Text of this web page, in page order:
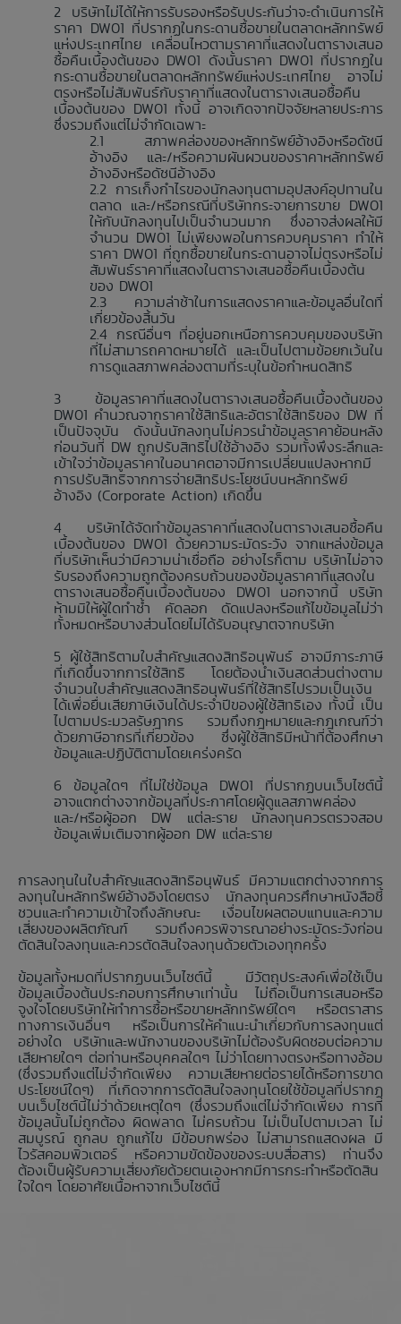
บริษัทไม่ได้ให้การรับรองหรือรับประกันว่าจะดำเนินการให้
ราคา DW01 ที่ปรากฏในกระดานซื้อขายในตลาดหลักทรัพย์
แห่งประเทศไทย เคลื่อนไหวตามราคาที่แสดงในตารางเสนอ
ซื้อคืนเบื้องต้นของ DW01 ดังนั้นราคา DW01 ที่ปรากฏใน
กระดานซื้อขายในตลาดหลักทรัพย์แห่งประเทศไทย อาจไม่
ตรงหรือไม่สัมพันธ์กับราคาที่แสดงในตารางเสนอซื้อคืน
เบื้องต้นของ DW01 ทั้งนี้ อาจเกิดจากปัจจัยหลายประการ
ซึ่งรวมถึงแต่ไม่จำกัดเฉพาะ
สภาพคล่องของหลักทรัพย์อ้างอิงหรือดัชนี
อ้างอิง และ/หรือความผันผวนของราคาหลักทรัพย์
อ้างอิงหรือดัชนีอ้างอิง
การเก็งกำไรของนักลงทุนตามอุปสงค์อุปทานใน
ตลาด และ/หรือกรณีที่บริษัทกระจายการขาย DW01
ให้กับนักลงทุนไปเป็นจำนวนมาก ซึ่งอาจส่งผลให้มี
จำนวน DW01 ไม่เพียงพอในการควบคุมราคา ทำให้
ราคา DW01 ที่ถูกซื้อขายในกระดานอาจไม่ตรงหรือไม่
สัมพันธ์ราคาที่แสดงในตารางเสนอซื้อคืนเบื้องต้น
ของ DW01
ความล่าช้าในการแสดงราคาและข้อมูลอื่นใดที่
เกี่ยวข้องสิ้นวัน
กรณีอื่นๆ ที่อยู่นอกเหนือการควบคุมของบริษัท
ที่ไม่สามารถคาดหมายได้ และเป็นไปตามข้อยกเว้นใน
การดูแลสภาพคล่องตามที่ระบุในข้อกำหนดสิทธิ
ข้อมูลราคาที่แสดงในตารางเสนอซื้อคืนเบื้องต้นของ
DW01 คำนวณจากราคาใช้สิทธิและอัตราใช้สิทธิของ DW ที่
เป็นปัจจุบัน ดังนั้นนักลงทุนไม่ควรนำข้อมูลราคาย้อนหลัง
ก่อนวันที่ DW ถูกปรับสิทธิไปใช้อ้างอิง รวมทั้งพึงระลึกและ
เข้าใจว่าข้อมูลราคาในอนาคตอาจมีการเปลี่ยนแปลงหากมี
การปรับสิทธิจากการจ่ายสิทธิประโยชน์บนหลักทรัพย์
อ้างอิง (Corporate Action) เกิดขึ้น
บริษัทได้จัดทำข้อมูลราคาที่แสดงในตารางเสนอซื้อคืน
เบื้องต้นของ DW01 ด้วยความระมัดระวัง จากแหล่งข้อมูล
ที่บริษัทเห็นว่ามีความน่าเชื่อถือ อย่างไรก็ตาม บริษัทไม่อาจ
รับรองถึงความถูกต้องครบถ้วนของข้อมูลราคาที่แสดงใน
ตารางเสนอซื้อคืนเบื้องต้นของ DW01 นอกจากนี้ บริษัท
ห้ามมิให้ผู้ใดทำซ้ำ คัดลอก ดัดแปลงหรือแก้ไขข้อมูลไม่ว่า
ทั้งหมดหรือบางส่วนโดยไม่ได้รับอนุญาตจากบริษัท
ผู้ใช้สิทธิตามใบสำคัญแสดงสิทธิอนุพันธ์ อาจมีภาระภาษี
ที่เกิดขึ้นจากการใช้สิทธิ โดยต้องนำเงินสดส่วนต่างตาม
จำนวนใบสำคัญแสดงสิทธิอนุพันธ์ที่ใช้สิทธิไปรวมเป็นเงิน
ได้เพื่อยื่นเสียภาษีเงินได้ประจำปีของผู้ใช้สิทธิเอง ทั้งนี้ เป็น
ไปตามประมวลรัษฎากร รวมถึงกฎหมายและกฎเกณฑ์ว่า
ด้วยภาษีอากรที่เกี่ยวข้อง ซึ่งผู้ใช้สิทธิมีหน้าที่ต้องศึกษา
ข้อมูลและปฏิบัติตามโดยเคร่งครัด
ข้อมูลใดๆ ที่ไม่ใช่ข้อมูล DW01 ที่ปรากฏบนเว็บไซต์นี้
อาจแตกต่างจากข้อมูลที่ประกาศโดยผู้ดูแลสภาพคล่อง
และ/หรือผู้ออก DW แต่ละราย นักลงทุนควรตรวจสอบ
ข้อมูลเพิ่มเติมจากผู้ออก DW แต่ละราย
การลงทุนในใบสำคัญแสดงสิทธิอนุพันธ์ มีความแตกต่างจากการ
ลงทุนในหลักทรัพย์อ้างอิงโดยตรง นักลงทุนควรศึกษาหนังสือชี้
ชวนและทำความเข้าใจถึงลักษณะ เงื่อนไขผลตอบแทนและความ
เสี่ยงของผลิตภัณฑ์ รวมถึงควรพิจารณาอย่างระมัดระวังก่อน
ตัดสินใจลงทุนและควรตัดสินใจลงทุนด้วยตัวเองทุกครั้ง
ข้อมูลทั้งหมดที่ปรากฏบนเว็บไซต์นี้ มีวัตถุประสงค์เพื่อใช้เป็น
ข้อมูลเบื้องต้นประกอบการศึกษาเท่านั้น ไม่ถือเป็นการเสนอหรือ
จูงใจโดยบริษัทให้ทำการซื้อหรือขายหลักทรัพย์ใดๆ หรือตราสาร
ทางการเงินอื่นๆ หรือเป็นการให้คำแนะนำเกี่ยวกับการลงทุนแต่
อย่างใด บริษัทและพนักงานของบริษัทไม่ต้องรับผิดชอบต่อความ
เสียหายใดๆ ต่อท่านหรือบุคคลใดๆ ไม่ว่าโดยทางตรงหรือทางอ้อม
(ซึ่งรวมถึงแต่ไม่จำกัดเพียง ความเสียหายต่อรายได้หรือการขาด
ประโยชน์ใดๆ) ที่เกิดจากการตัดสินใจลงทุนโดยใช้ข้อมูลที่ปรากฏ
บนเว็บไซต์นี้ไม่ว่าด้วยเหตุใดๆ (ซึ่งรวมถึงแต่ไม่จำกัดเพียง การที่
ข้อมูลนั้นไม่ถูกต้อง ผิดพลาด ไม่ครบถ้วน ไม่เป็นไปตามเวลา ไม่
สมบูรณ์ ถูกลบ ถูกแก้ไข มีข้อบกพร่อง ไม่สามารถแสดงผล มี
ไวรัสคอมพิวเตอร์ หรือความขัดข้องของระบบสื่อสาร) ท่านจึง
ต้องเป็นผู้รับความเสี่ยงภัยด้วยตนเองหากมีการกระทำหรือตัดสิน
ใจใดๆ โดยอาศัยเนื้อหาจากเว็บไซต์นี้